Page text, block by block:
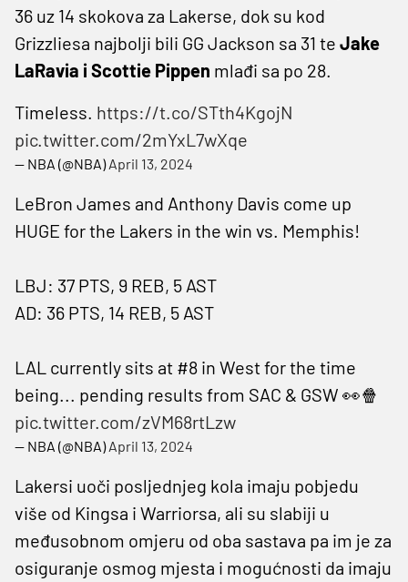
36 uz 14 skokova za Lakerse, dok su kod
Grizzliesa najbolji bili GG Jackson sa 31 te Jake
LaRavia i Scottie Pippen mlađi sa po 28.
Timeless. https://t.co/STth4KgojN
pic.twitter.com/2mYxL7wXqe
— NBA (@NBA)April 13, 2024
LeBron James and Anthony Davis come up
HUGE for the Lakers in the win vs. Memphis!
LBJ: 37 PTS, 9 REB, 5 AST
AD: 36 PTS, 14 REB, 5 AST
LAL currently sits at #8 in West for the time
being... pending results from SAC & GSW 👀🍿
pic.twitter.com/zVM68rtLzw
— NBA (@NBA)April 13, 2024
Lakersi uoči posljednjeg kola imaju pobjedu
više od Kingsa i Warriorsa, ali su slabiji u
međusobnom omjeru od oba sastava pa im je za
osiguranje osmog mjesta i mogućnosti da imaju